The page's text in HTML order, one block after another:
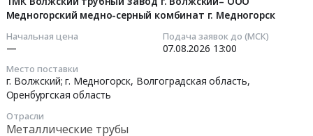
Медногорский медно-серный комбинат г. Медногорск
Начальная цена
—
Подача заявок до (МСК)
07.08.2026 13:00
Место поставки
г. Волжский; г. Медногорск, Волгоградская область,
Оренбургская область
Отрасли
Металлические трубы